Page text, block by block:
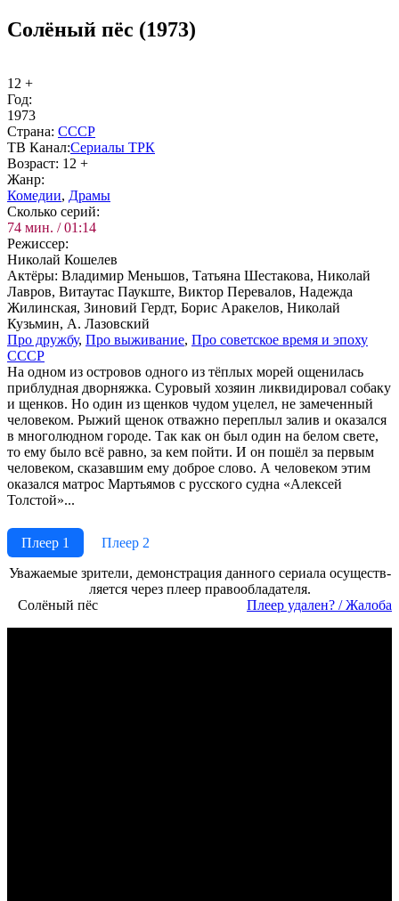
Солёный пёс (1973)
12 +
Год:
1973
Стра­на: СССР
ТВ Ка­нал:Се­риа­лы ТРК
Воз­раст: 12 +
Жанр:
Ко­ме­дии, Дра­мы
Сколь­ко се­рий:
74 мин. / 01:14
Ре­жис­сер:
Николай Кошелев
Ак­тё­ры: Владимир Меньшов, Татьяна Шестакова, Николай
Лавров, Витаутас Паукште, Виктор Перевалов, Надежда
Жилинская, Зиновий Гердт, Борис Аракелов, Николай
Кузьмин, А. Лазовский
Про друж­бу, Про вы­жи­ва­ние, Про со­вет­ское вре­мя и эпо­ху
СССР
На одном из островов одного из тёплых морей ощенилась
приблудная дворняжка. Суровый хозяин ликвидировал собаку
и щенков. Но один из щенков чудом уцелел, не замеченный
человеком. Рыжий щенок отважно переплыл залив и оказался
в многолюдном городе. Так как он был один на белом свете,
то ему было всё равно, за кем пойти. И он пошёл за первым
человеком, сказавшим ему доброе слово. А человеком этим
оказался матрос Мартьямов с русского судна «Алексей
Толстой»...
Плеер 1
Плеер 2
Ува­жае­мые зри­те­ли, де­мон­ст­ра­ция дан­но­го се­риа­ла осу­ще­ст­в­
ля­ет­ся че­рез пле­ер пра­во­об­ла­да­те­ля.
Солёный пёс
Пле­ер уда­лен? / Жа­ло­ба